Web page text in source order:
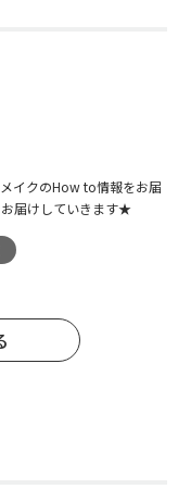
イクのHow to情報をお届
届けしていきます★